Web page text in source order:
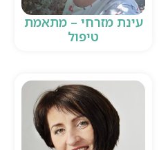
עינת מזרחי – מתאמת
טיפול